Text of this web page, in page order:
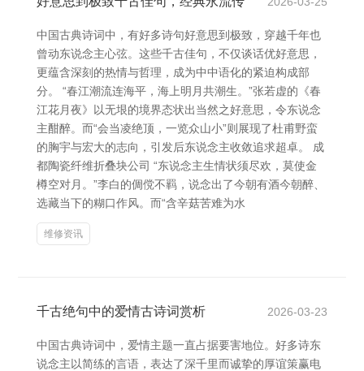
中国古典诗词中，有好多诗句好意思到极致，穿越千年也
曾动东说念主心弦。这些千古佳句，不仅谈话优好意思，
更蕴含深刻的热情与哲理，成为中中语化的紧迫构成部
分。 “春江潮流连海平，海上明月共潮生。”张若虚的《春
江花月夜》以无垠的境界态状出当然之好意思，令东说念
主酣醉。而“会当凌绝顶，一览众山小”则展现了杜甫野蛮
的胸宇与宏大的志向，引发后东说念主收敛追求超卓。 成
都陶瓷纤维折叠块公司 “东说念主生情状须尽欢，莫使金
樽空对月。”李白的倜傥不羁，说念出了今朝有酒今朝醉、
选藏当下的糊口作风。而“含辛菇苦难为水
维修资讯
千古绝句中的爱情古诗词赏析 2026-03-23
中国古典诗词中，爱情主题一直占据要害地位。好多诗东
说念主以简练的言语，表达了深千里而诚挚的厚谊策赢电